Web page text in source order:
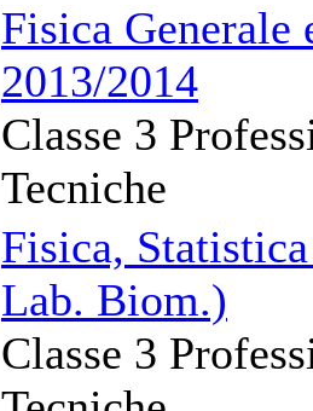
Fisica
2013/2014
Classe 3
Tecniche
Fisica,
Lab. Biom.)
Classe 3